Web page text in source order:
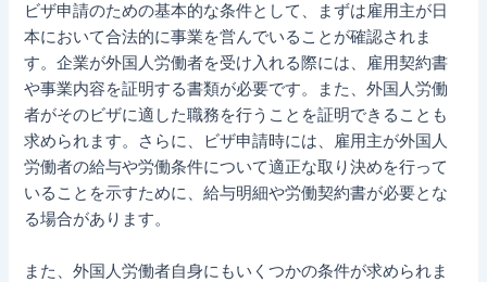
ビザ申請のための基本的な条件として、まずは雇用主が日
本において合法的に事業を営んでいることが確認されま
す。企業が外国人労働者を受け入れる際には、雇用契約書
や事業内容を証明する書類が必要です。また、外国人労働
者がそのビザに適した職務を行うことを証明できることも
求められます。さらに、ビザ申請時には、雇用主が外国人
労働者の給与や労働条件について適正な取り決めを行って
いることを示すために、給与明細や労働契約書が必要とな
る場合があります。
また、外国人労働者自身にもいくつかの条件が求められま